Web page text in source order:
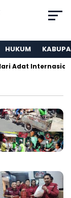
HUKUM
Internasional